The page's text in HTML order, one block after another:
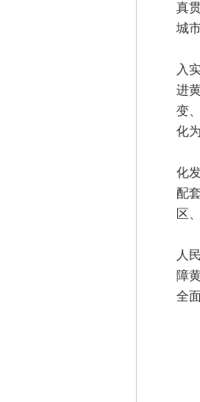
真
城
决
入
进
变
化
决
化
配
区
决
人
障
全
(